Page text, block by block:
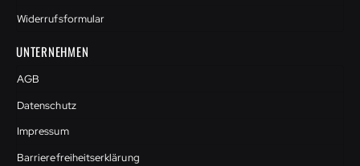
Widerrufsformular
UNTERNEHMEN
AGB
Datenschutz
Impressum
Barrierefreiheitserklärung